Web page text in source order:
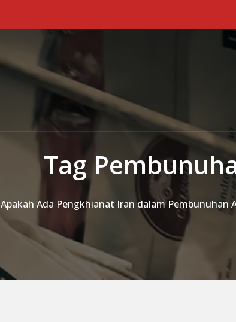
Tag
Apakah Ada Pengkhianat Iran dalam Pembunuhan